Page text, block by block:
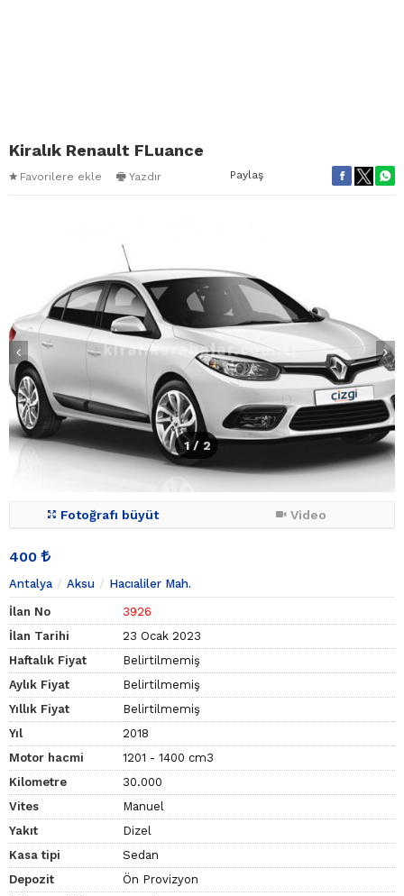
Kiralık Renault FLuance
Favorilere ekle Yazdır Paylaş
1/ 2
Fotoğrafı büyüt Video
400
Antalya Aksu Hacıaliler Mah.
İlan No
3926
İlan Tarihi
23 Ocak 2023
Haftalık Fiyat
Belirtilmemiş
Aylık Fiyat
Belirtilmemiş
Yıllık Fiyat
Belirtilmemiş
Yıl
2018
Motor hacmi
1201 - 1400 cm3
Kilometre
30.000
Vites
Manuel
Yakıt
Dizel
Kasa tipi
Sedan
Depozit
Ön Provizyon